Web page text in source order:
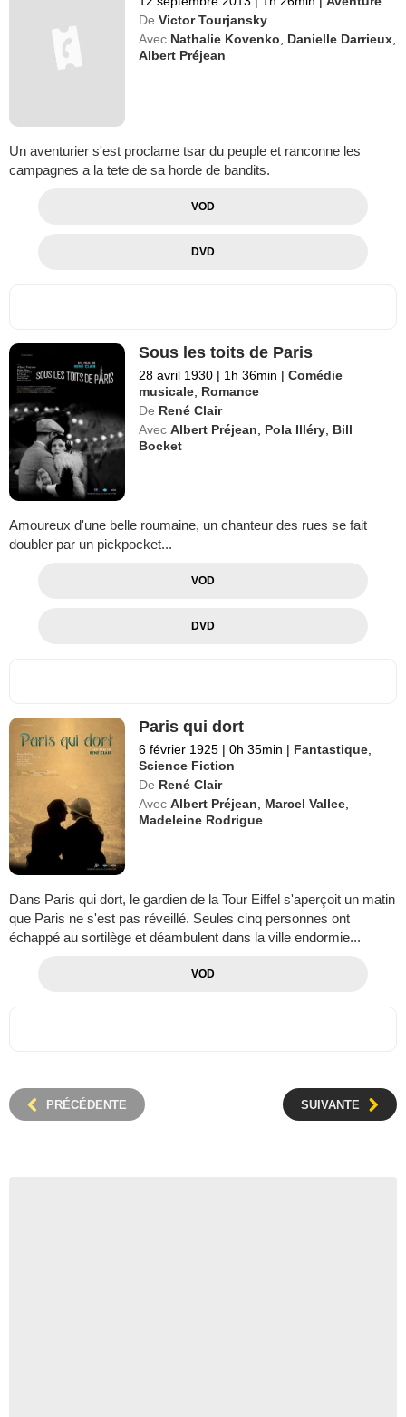
De Victor Tourjansky
Avec Nathalie Kovenko Danielle Darrieux
Albert Préjean
Un aventurier s'est proclame tsar du peuple et ranconne les
campagnes a la tete de sa horde de bandits.
VOD
DVD
Sous les toits de Paris
28 avril 1930 | 1h 36min | Comédie
musicale Romance
De René Clair
Avec Albert Préjean Pola Illéry Bill
Bocket
Amoureux d'une belle roumaine, un chanteur des rues se fait
doubler par un pickpocket...
VOD
DVD
Paris qui dort
6 février 1925 | 0h 35min | Fantastique
Science Fiction
De René Clair
Avec Albert Préjean Marcel Vallee
Madeleine Rodrigue
Dans Paris qui dort, le gardien de la Tour Eiffel s'aperçoit un matin
que Paris ne s'est pas réveillé. Seules cinq personnes ont
échappé au sortilège et déambulent dans la ville endormie...
VOD
PRÉCÉDENTE SUIVANTE